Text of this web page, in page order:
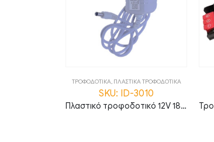
ΤΡΟΦΟΔΟΤΙΚΑ, ΠΛΑΣΤΙΚΑ ΤΡΟΦΟΔΟΤΙΚΑ
SKU: ID-3010
Πλαστικό τροφοδοτικό 12V 18W 1.5A IP20 λευκό